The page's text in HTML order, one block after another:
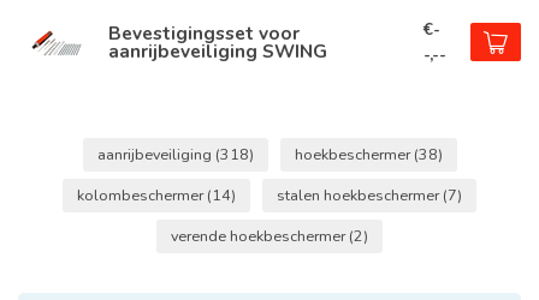
Bevestigingsset voor
aanrijbeveiliging SWING
€-
-,--
aanrijbeveiliging (318) hoekbeschermer(38)
kolombeschermer(14) stalen hoekbeschermer(7)
verende hoekbeschermer(2)